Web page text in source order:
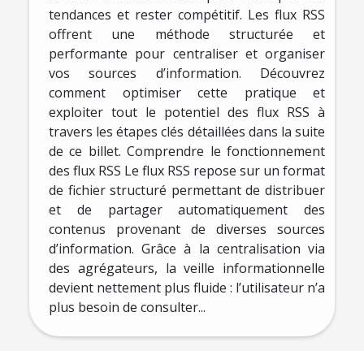
tendances et rester compétitif. Les flux RSS
offrent une méthode structurée et
performante pour centraliser et organiser
vos sources d’information. Découvrez
comment optimiser cette pratique et
exploiter tout le potentiel des flux RSS à
travers les étapes clés détaillées dans la suite
de ce billet. Comprendre le fonctionnement
des flux RSS Le flux RSS repose sur un format
de fichier structuré permettant de distribuer
et de partager automatiquement des
contenus provenant de diverses sources
d’information. Grâce à la centralisation via
des agrégateurs, la veille informationnelle
devient nettement plus fluide : l’utilisateur n’a
plus besoin de consulter...